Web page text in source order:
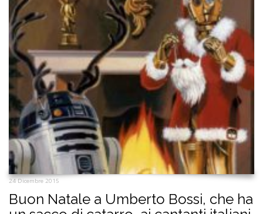
24 Dicembre 2015
Buon Natale a Umberto Bossi, che ha